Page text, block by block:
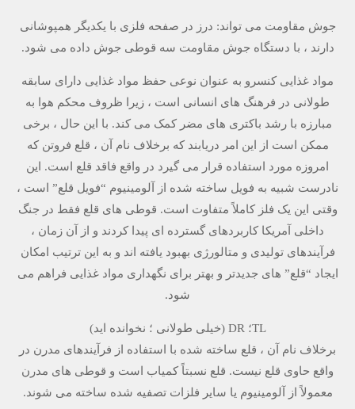
جوش مقاومت می تواند: درز در صفحه فلزی با یکدیگر همپوشانی
دارند ، با دستگاه جوش مقاومت سه قوطی جوش داده می شود.
مواد غذایی کنسرو به عنوان نوعی حفظ مواد غذایی دارای سابقه
طولانی در فرهنگ های انسانی است ، زیرا ظروف محکم هوا به
مبارزه با رشد باکتری های مضر کمک می کند. با این حال ، برخی
ممکن است از این امر دریابند که برخلاف نام آن ، قلع فروتن که
امروزه مورد استفاده قرار می گیرد در واقع فاقد قلع است. این
نادرست شبیه به فویل ساخته شده از آلومینیوم “فویل قلع” است ،
وقتی این یک فلز کاملاً متفاوت است. قوطی های قلع فقط در جنگ
داخلی آمریکا کاربردهای گسترده ای پیدا کردند و از آن زمان ،
فرآیندهای تولیدی و متالورژی بهبود یافته اند و به این ترتیب امکان
ایجاد “قلع” های جدیدتر و بهتر برای نگهداری مواد غذایی فراهم می
شود.
TL؛ DR (خیلی طولانی ؛ نخوانده اید)
برخلاف نام آن ، قلع ساخته شده با استفاده از فرآیندهای مدرن در
واقع حاوی قلع نیست. قلع نسبتاً کمیاب است و قوطی های مدرن
معمولاً از آلومینیوم یا سایر فلزات تصفیه شده ساخته می شوند.